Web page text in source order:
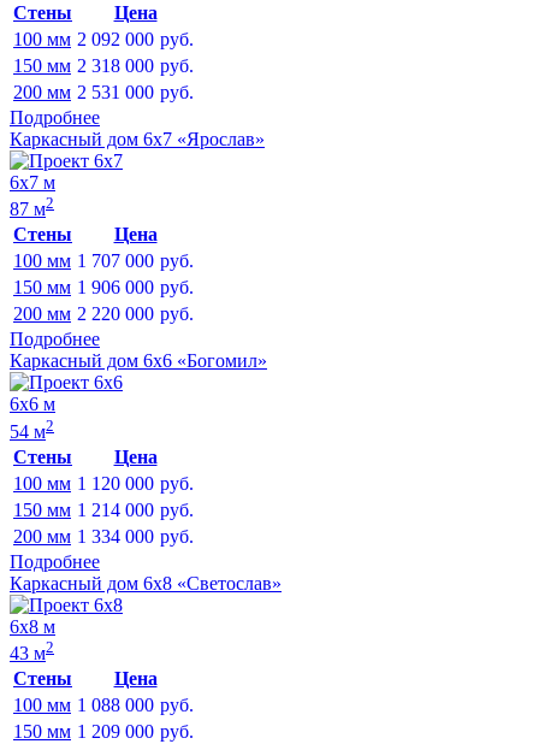
Стены
Цена
100 мм 2 092 000 руб.
150 мм 2 318 000 руб.
200 мм 2 531 000 руб.
Подробнее
Каркасный дом 6х7 «Ярослав»
6х7 м
87 м2
Стены
Цена
100 мм 1 707 000 руб.
150 мм 1 906 000 руб.
200 мм 2 220 000 руб.
Подробнее
Каркасный дом 6х6 «Богомил»
6х6 м
54 м2
Стены
Цена
100 мм 1 120 000 руб.
150 мм 1 214 000 руб.
200 мм 1 334 000 руб.
Подробнее
Каркасный дом 6х8 «Светослав»
6х8 м
43 м2
Стены
Цена
100 мм 1 088 000 руб.
150 мм 1 209 000 руб.